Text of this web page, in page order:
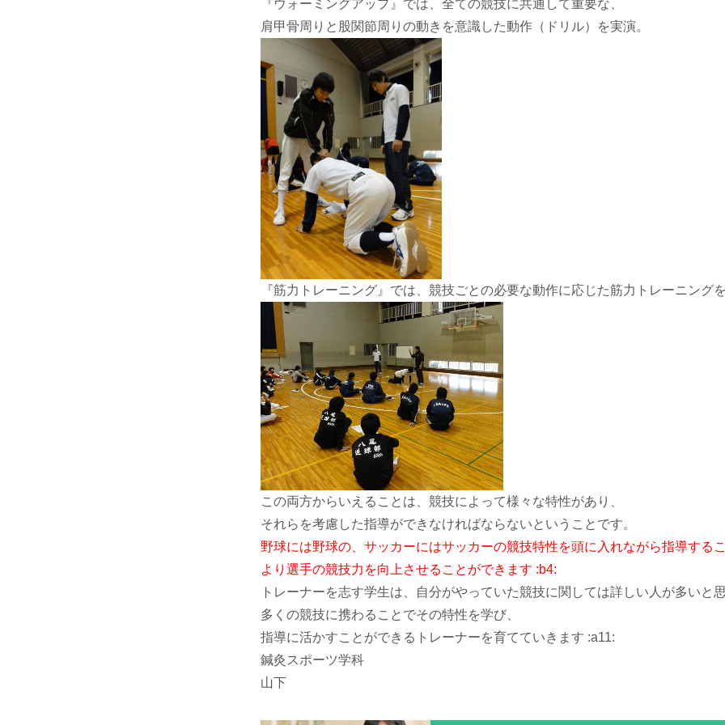
『ウォーミングアップ』では、全ての競技に共通して重要な、
肩甲骨周りと股関節周りの動きを意識した動作（ドリル）を実演。
『筋力トレーニング』では、競技ごとの必要な動作に応じた筋力トレーニング
この両方からいえることは、競技によって様々な特性があり、
それらを考慮した指導ができなければならないということです。
野球には野球の、サッカーにはサッカーの競技特性を頭に入れながら指導するこ
より選手の競技力を向上させることができます :b4:
トレーナーを志す学生は、自分がやっていた競技に関しては詳しい人が多いと思
多くの競技に携わることでその特性を学び、
指導に活かすことができるトレーナーを育てていきます :a11:
鍼灸スポーツ学科
山下